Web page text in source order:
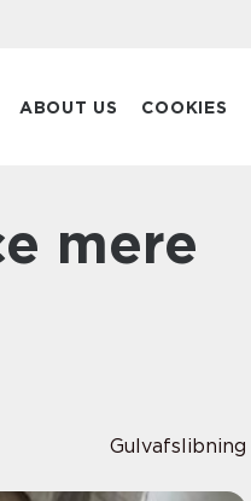
ABOUT US COOKIES
Gulvafslibning